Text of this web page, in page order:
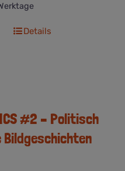
Details
#2 – Politisch